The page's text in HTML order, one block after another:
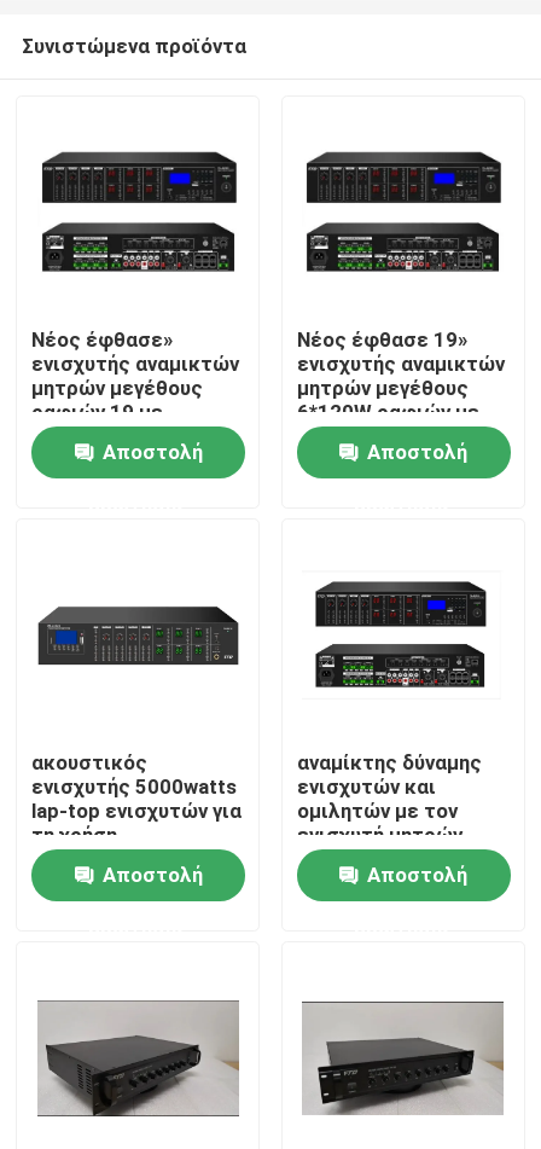
Σπίτι
Βίντεο
Γύρος εργοστασίων
Ποιοτικός έλεγχος
Μας ελάτε σε επαφή με
Περιπτώσεις
Συνιστώμενα προϊόντα
Νέος έφθασε»
ενισχυτής αναμικτών
μητρών μεγέθους
ραφιών 19 με
USB/SD/FM/BT
Αποστολή
Νέος έφθασε 19»
ενισχυτής αναμικτών
μητρών μεγέθους
6*120W ραφιών με
USB/SD/FM/BT
Αποστολή
ακουστικός
ενισχυτής 5000watts
lap-top ενισχυτών για
τη χρήση
Αποστολή
αναμίκτης δύναμης
ενισχυτών και
ομιλητών με τον
ενισχυτή μητρών
Αποστολή